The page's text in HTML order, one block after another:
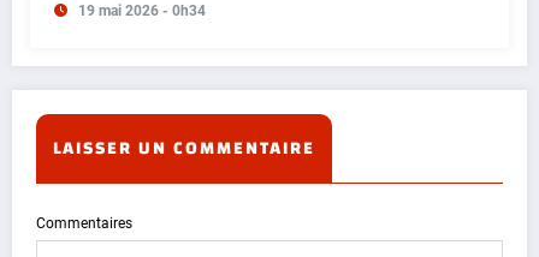
19 mai 2026 - 0h34
LAISSER UN COMMENTAIRE
Commentaires